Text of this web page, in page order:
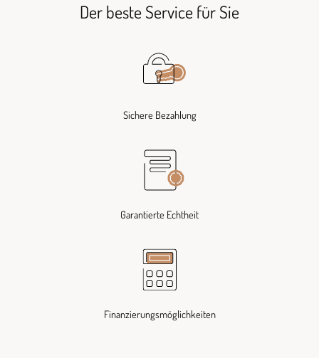
Der beste Service für Sie
Sichere Bezahlung
Garantierte Echtheit
Finanzierungsmöglichkeiten